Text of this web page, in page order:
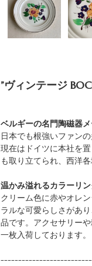
”ヴィンテージ
ベルギーの名門陶磁器
日本でも根強いファン
現在はドイツに本社を
も取り立てられ、西洋
温かみ溢れるカラーリ
クリーム色に赤やオレ
ラルな可愛らしさがあ
品です。アクセサリー
一枚入荷しております。